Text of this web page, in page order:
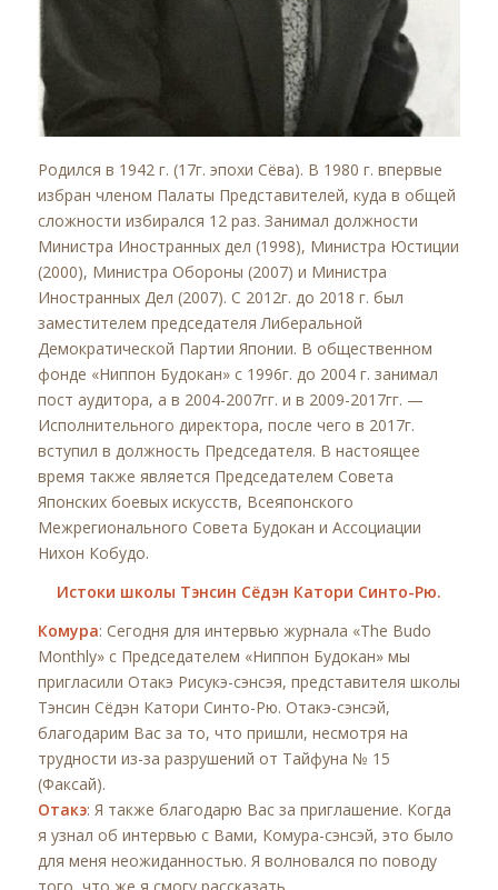
Родился в 1942 г. (17г. эпохи Сёва). В 1980 г. впервые
избран членом Палаты Представителей, куда в общей
сложности избирался 12 раз. Занимал должности
Министра Иностранных дел (1998), Министра Юстиции
(2000), Министра Обороны (2007) и Министра
Иностранных Дел (2007). С 2012г. до 2018 г. был
заместителем председателя Либеральной
Демократической Партии Японии. В общественном
фонде «Ниппон Будокан» с 1996г. до 2004 г. занимал
пост аудитора, а в 2004-2007гг. и в 2009-2017гг. —
Исполнительного директора, после чего в 2017г.
вступил в должность Председателя. В настоящее
время также является Председателем Совета
Японских боевых искусств, Всеяпонского
Межрегионального Совета Будокан и Ассоциации
Нихон Кобудо.
Истоки школы Тэнсин Сёдэн Катори Синто-Рю.
Комура: Сегодня для интервью журнала «The Budo
Monthly» с Председателем «Ниппон Будокан» мы
пригласили Отакэ Рисукэ-сэнсэя, представителя школы
Тэнсин Сёдэн Катори Синто-Рю. Отакэ-сэнсэй,
благодарим Вас за то, что пришли, несмотря на
трудности из-за разрушений от Тайфуна № 15
(Факсай).
Отакэ: Я также благодарю Вас за приглашение. Когда
я узнал об интервью с Вами, Комура-сэнсэй, это было
для меня неожиданностью. Я волновался по поводу
того, что же я смогу рассказать.